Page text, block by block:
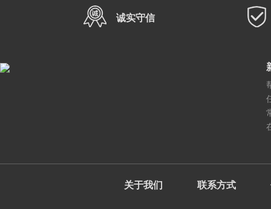
诚实守信
关于我们 联系方式